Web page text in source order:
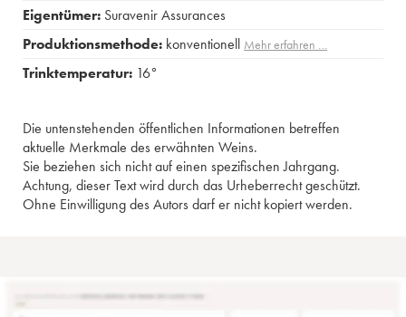
Eigentümer: Suravenir Assurances
Produktionsmethode: konventionell Mehr erfahren …
Trinktemperatur: 16°
Die untenstehenden öffentlichen Informationen betreffen
aktuelle Merkmale des erwähnten Weins.
Sie beziehen sich nicht auf einen spezifischen Jahrgang.
Achtung, dieser Text wird durch das Urheberrecht geschützt.
Ohne Einwilligung des Autors darf er nicht kopiert werden.